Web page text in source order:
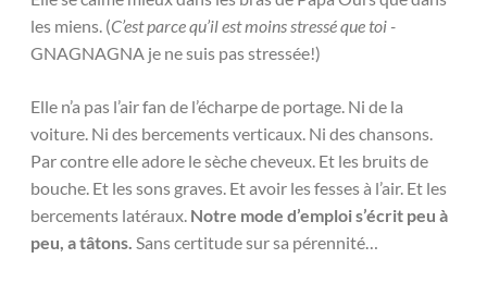
les miens. (C’est parce qu’il est moins stressé que toi -
GNAGNAGNA je ne suis pas stressée!)
Elle n’a pas l’air fan de l’écharpe de portage. Ni de la
voiture. Ni des bercements verticaux. Ni des chansons.
Par contre elle adore le sèche cheveux. Et les bruits de
bouche. Et les sons graves. Et avoir les fesses à l’air. Et les
bercements latéraux. Notre mode d’emploi s’écrit peu à
peu, a tâtons. Sans certitude sur sa pérennité…